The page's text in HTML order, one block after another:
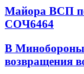
Майора ВСП
СОЧ6464
В Минобороны
возвращения